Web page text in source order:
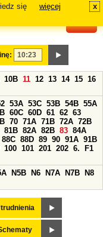
się
więcej x
10B 11 12 13 14 15 16
53A 53C 53B 54B 55A
60C 60D 61 62 63
70 71A 71B 72A 72B
81B 82A 82B 83 84A
88C 88D 89 90 91A 91B
100 101 201 202 6.
F1
N5B N6 N7A N7B
N8